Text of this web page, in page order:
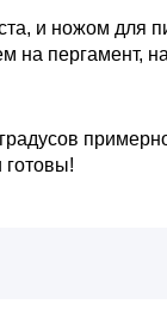
и ножом для
на пергамент,